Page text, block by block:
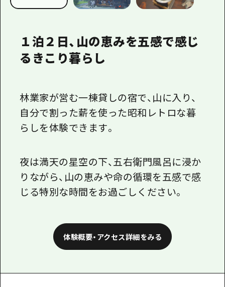
１泊２日、山の恵みを五感で感じ
るきこり暮らし
林業家が営む一棟貸しの宿で、山に入り、
自分で割った薪を使った昭和レトロな暮
らしを体験できます。
夜は満天の星空の下、五右衛門風呂に浸か
りながら、山の恵みや命の循環を五感で感
じる特別な時間をお過ごしください。
体験概要・アクセス詳細をみる